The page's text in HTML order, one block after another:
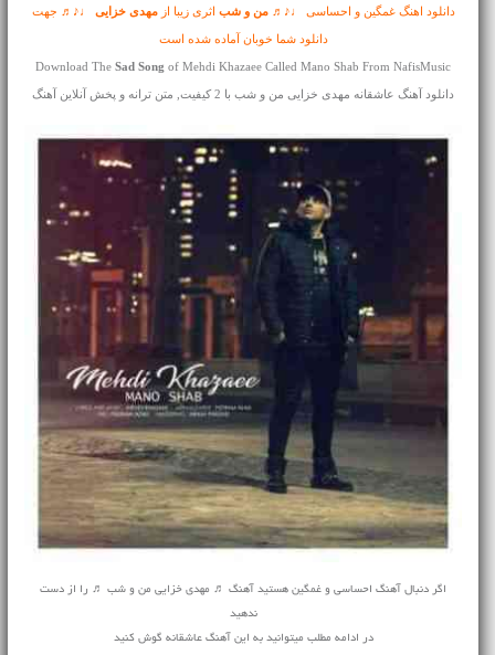
دانلود اهنگ غمگین و احساسی ♩♪♬ من و شب اثری زیبا ازمهدی خزایی ♩♪♬ جهت
دانلود شما خوبان آماده شده است
Download TheSad Song of Mehdi Khazaee Called Mano Shab From NafisMusic
دانلود آهنگ عاشقانه مهدی خزایی من و شب با 2 کیفیت, متن ترانه و پخش آنلاین آهنگ
اگر دنبال آهنگ احساسی و غمگین هستید آهنگ ♬ مهدی خزایی من و شب ♬ را از دست
ندهید
در ادامه مطلب میتوانید به این آهنگ عاشقانه گوش کنید